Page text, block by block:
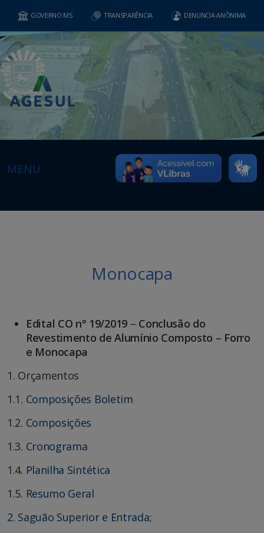
GOVERNO MS TRANSPARÊNCIA DENUNCIA ANÔNIMA
MENU
Monocapa
Edital CO n° 19/2019 – Conclusão do
Revestimento de Alumínio Composto – Forro
e Monocapa
1. Orçamentos
1.1. Composições Boletim
1.2. Composições
1.3. Cronograma
1.4. Planilha Sintética
1.5. Resumo Geral
2. Saguão Superior e Entrada;